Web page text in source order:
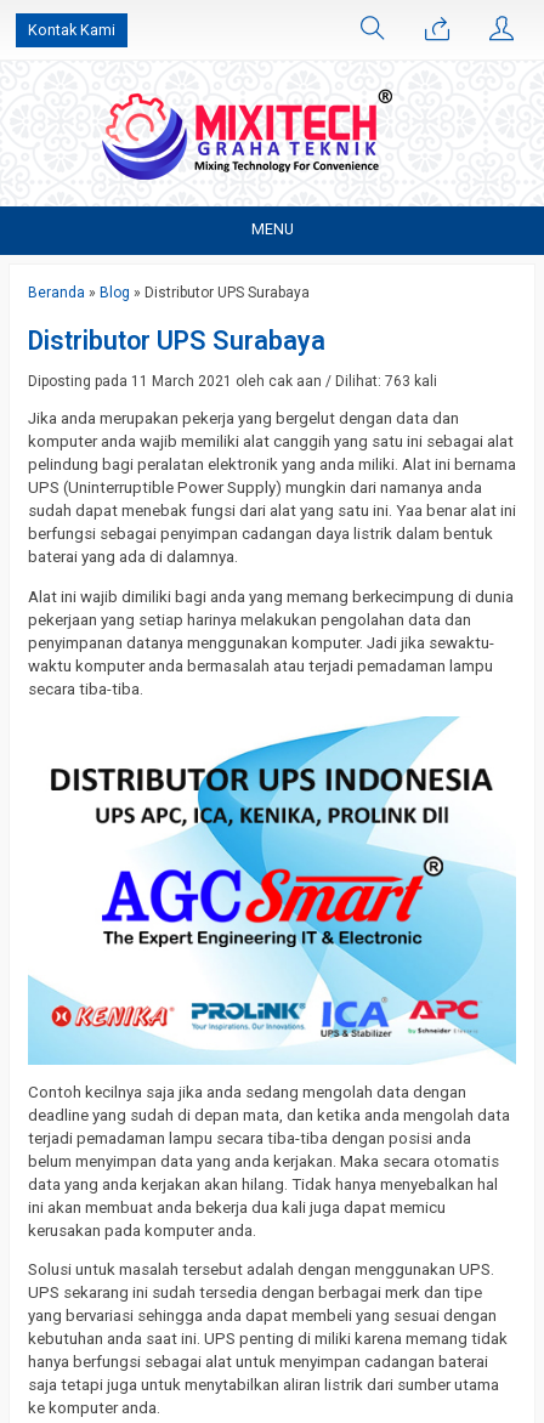
Kontak Kami
MENU
Beranda » Blog » Distributor UPS Surabaya
Distributor UPS Surabaya
Diposting pada 11 March 2021 oleh cak aan / Dilihat: 763 kali
Jika anda merupakan pekerja yang bergelut dengan data dan
komputer anda wajib memiliki alat canggih yang satu ini sebagai alat
pelindung bagi peralatan elektronik yang anda miliki. Alat ini bernama
UPS (Uninterruptible Power Supply) mungkin dari namanya anda
sudah dapat menebak fungsi dari alat yang satu ini. Yaa benar alat ini
berfungsi sebagai penyimpan cadangan daya listrik dalam bentuk
baterai yang ada di dalamnya.
Alat ini wajib dimiliki bagi anda yang memang berkecimpung di dunia
pekerjaan yang setiap harinya melakukan pengolahan data dan
penyimpanan datanya menggunakan komputer. Jadi jika sewaktu-
waktu komputer anda bermasalah atau terjadi pemadaman lampu
secara tiba-tiba.
Contoh kecilnya saja jika anda sedang mengolah data dengan
deadline yang sudah di depan mata, dan ketika anda mengolah data
terjadi pemadaman lampu secara tiba-tiba dengan posisi anda
belum menyimpan data yang anda kerjakan. Maka secara otomatis
data yang anda kerjakan akan hilang. Tidak hanya menyebalkan hal
ini akan membuat anda bekerja dua kali juga dapat memicu
kerusakan pada komputer anda.
Solusi untuk masalah tersebut adalah dengan menggunakan UPS.
UPS sekarang ini sudah tersedia dengan berbagai merk dan tipe
yang bervariasi sehingga anda dapat membeli yang sesuai dengan
kebutuhan anda saat ini. UPS penting di miliki karena memang tidak
hanya berfungsi sebagai alat untuk menyimpan cadangan baterai
saja tetapi juga untuk menytabilkan aliran listrik dari sumber utama
ke komputer anda.